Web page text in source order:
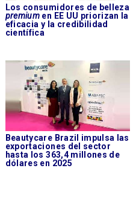
Los consumidores de belleza
premium en EE UU priorizan la
eficacia y la credibilidad
científica
Beautycare Brazil impulsa las
exportaciones del sector
hasta los 363,4 millones de
dólares en 2025